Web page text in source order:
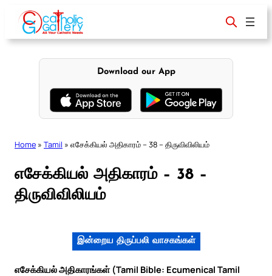
content
Download our App
Home » Tamil » எசேக்கியல் அதிகாரம் – 38 – திருவிவிலியம்
எசேக்கியல் அதிகாரம் – 38 –
திருவிவிலியம்
இன்றைய திருப்பலி வாசகங்கள்
எசேக்கியல் அதிகாரங்கள் (Tamil Bible: Ecumenical Tamil